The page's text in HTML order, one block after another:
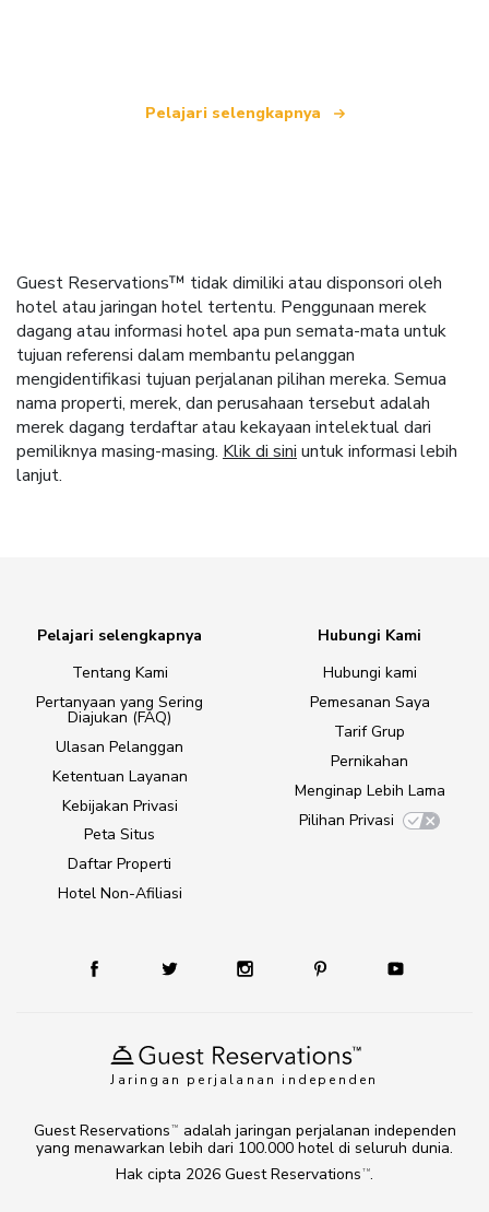
Pelajari selengkapnya
Guest Reservations™ tidak dimiliki atau disponsori oleh
hotel atau jaringan hotel tertentu. Penggunaan merek
dagang atau informasi hotel apa pun semata-mata untuk
tujuan referensi dalam membantu pelanggan
mengidentifikasi tujuan perjalanan pilihan mereka. Semua
nama properti, merek, dan perusahaan tersebut adalah
merek dagang terdaftar atau kekayaan intelektual dari
pemiliknya masing-masing. Klik di sini untuk informasi lebih
lanjut.
Jaringan perjalanan independen
Pelajari selengkapnya
Tentang Kami
Pertanyaan yang Sering
Diajukan (FAQ)
Ulasan Pelanggan
Ketentuan Layanan
Kebijakan Privasi
Peta Situs
Daftar Properti
Hotel Non-Afiliasi
Hubungi Kami
Hubungi kami
Pemesanan Saya
Tarif Grup
Pernikahan
Menginap Lebih Lama
Pilihan Privasi
Hak cipta 2026 Guest Reservations TM.
Guest Reservations TM
adalah jaringan perjalanan independen
yang menawarkan lebih dari 100.000 hotel di seluruh dunia.